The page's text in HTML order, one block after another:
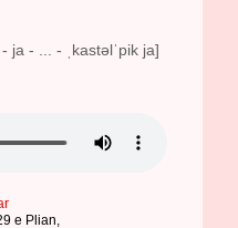
ja - ... - ˌkastəlˈpik ja]
e Plian